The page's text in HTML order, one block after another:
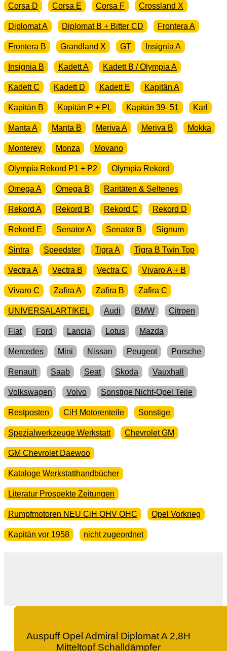
Corsa D Corsa E Corsa F Crossland X
Diplomat A Diplomat B + Bitter CD Frontera A
Frontera B Grandland X GT Insignia A
Insignia B Kadett A Kadett B / Olympia A
Kadett C Kadett D Kadett E Kapitän A
Kapitän B Kapitän P + PL Kapitän 39- 51 Karl
Manta A Manta B Meriva A Meriva B Mokka
Monterey Monza Movano
Olympia Rekord P1 + P2 Olympia Rekord
Omega A Omega B Raritäten & Seltenes
Rekord A Rekord B Rekord C Rekord D
Rekord E Senator A Senator B Signum
Sintra Speedster Tigra A Tigra B Twin Top
Vectra A Vectra B Vectra C Vivaro A + B
Vivaro C Zafira A Zafira B Zafira C
UNIVERSALARTIKEL Audi BMW Citroen
Fiat Ford Lancia Lotus Mazda
Mercedes Mini Nissan Peugeot Porsche
Renault Saab Seat Skoda Vauxhall
Volkswagen Volvo Sonstige Nicht-Opel Teile
Restposten CiH Motorenteile Sonstige
Spezialwerkzeuge Werkstatt Chevrolet GM
GM Chevrolet Daewoo
Kataloge Werkstatthandbücher
Literatur Prospekte Zeitungen
Rumpfmotoren NEU CiH OHV OHC Opel Vorkrieg
Kapitän vor 1958 nicht zugeordnet
Auspuff Opel Admiral Diplomat A 2,8H
Mitteltopf Schalldämpfer